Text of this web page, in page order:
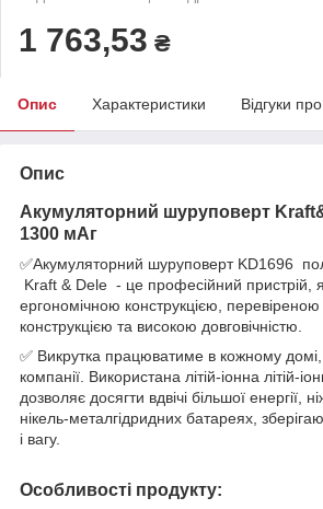
1 763,53 ₴
Опис Характеристики Відгуки
Опис
Акумуляторний шуруповерт
1300 мАг
✅Акумуляторний шуруповерт KD1696
Kraft & Dele - це професійний пристрій,
ергономічною конструкцією,
конструкцією та високою довговічністю.
✅ Викрутка працюватиме в кожному домі,
компанії. Використана літій-іонна літій-
дозволяє досягти вдвічі більшої енергії,
нікель-металгідридних батареях,
і вагу.
Особливості продукту: